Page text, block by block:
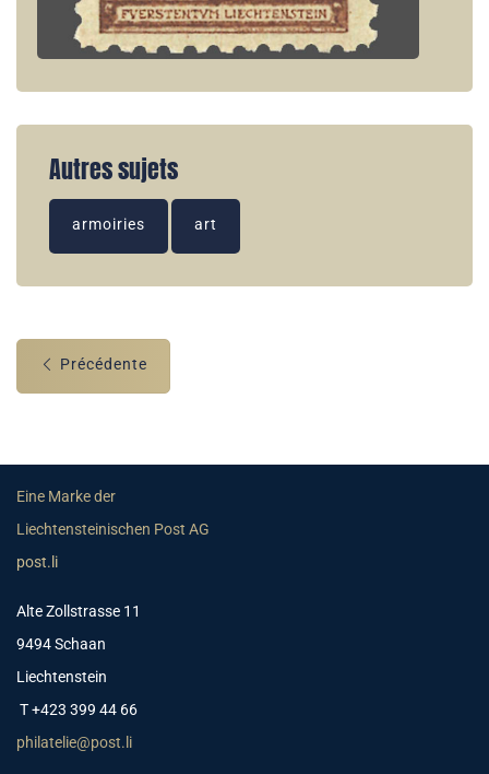
Autres sujets
armoiries art
Précédente
Eine Marke der
Liechtensteinischen Post AG
post.li
Alte Zollstrasse 11
9494 Schaan
Liechtenstein
T +423 399 44 66
philatelie@post.li